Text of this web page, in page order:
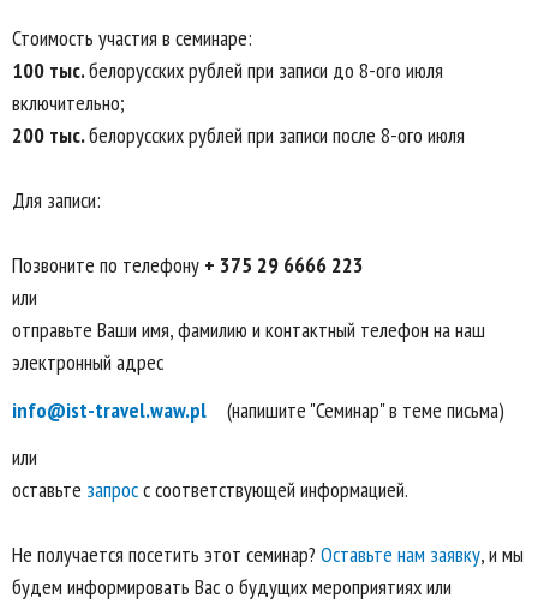
Стоимость участия в семинаре:
100 тыс.белорусских рублей при записи до 8-ого июля
включительно;
200 тыс.белорусских рублей при записи после 8-ого июля
Для записи:
Позвоните по телефону + 375 29 6666 223
или
отправьте Ваши имя, фамилию и контактный телефон на наш
электронный адрес
info@ist-travel.waw.pl
(напишите "Семинар" в теме письма)
или
оставьте запросс соответствующей информацией.
Не получается посетить этот семинар? Оставьте нам заявку, и мы
будем информировать Вас о будущих мероприятиях или